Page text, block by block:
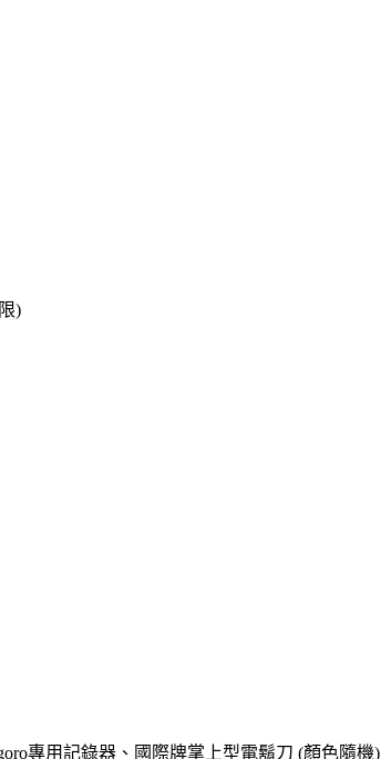
)
專用記錄器、國際牌掌上型電鬍刀 (顏色隨機)